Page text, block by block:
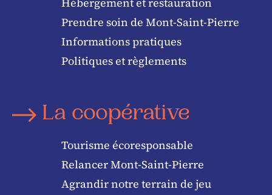
Prendre soin de Mont-Saint-Pierre
Informations pratiques
Politiques et règlements
La coopérative
Tourisme écoresponsable
Relancer Mont-Saint-Pierre
Agrandir notre terrain de jeu